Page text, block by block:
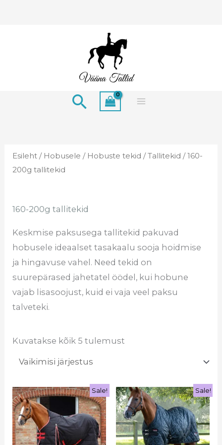
Search
Esileht / Hobusele / Hobuste tekid /Tallitekid / 160-
200g tallitekid
160-200g tallitekid
Keskmise paksusega tallitekid pakuvad
hobusele ideaalset tasakaalu sooja hoidmise
ja hingavuse vahel. Need tekid on
suurepärased jahetatel öödel, kui hobune
vajab lisasoojust, kuid ei vaja veel paksu
talveteki.
Kuvatakse kõik 5 tulemust
Sale!
Algne
oli:
€203.95.
Praegune
hind
on:
€162.95.
Sellel
tootel
on
mitu
Sale!
Algne
hind
oli:
€99.95.
Praegune
hind
on:
€85.95.
on